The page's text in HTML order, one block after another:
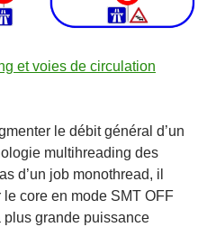
et voies de circulation
le débit général d’un
multihreading des
d’un job monothread, il
core en mode SMT OFF
plus grande puissance